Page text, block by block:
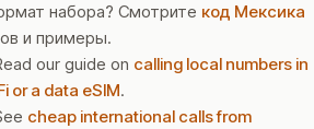
набора? Смотрите код Мексика
и примеры.
our guide on calling local numbers in
or a data eSIM.
cheap international calls from